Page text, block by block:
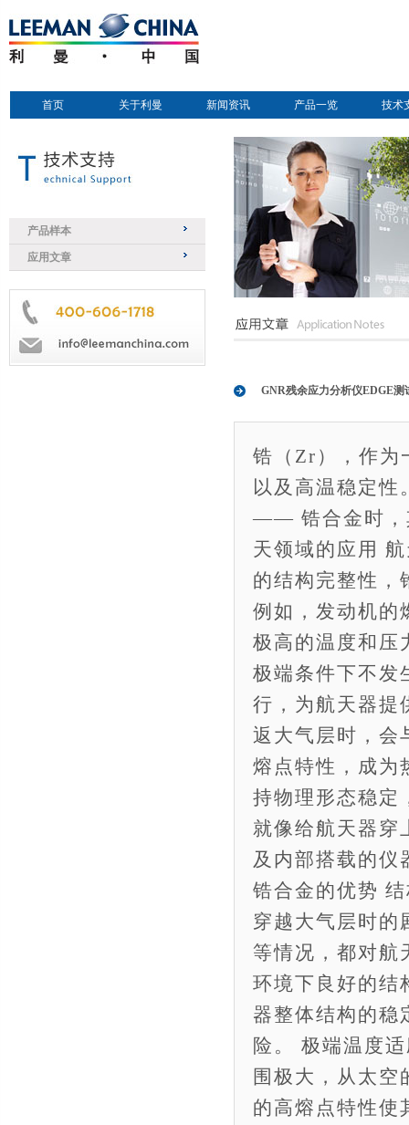
首页 关于利曼 新闻资讯 产品一览 技术
产品样本
应用文章
GNR残余应力分析仪EDGE测
锆（Zr），作为
以及高温稳定
—— 锆合金时，
天领域的应用
的结构完整性，
例如，发动机的
极高的温度和压
极端条件下不发
行，为航天器提
返大气层时，会
熔点特性，成为
持物理形态稳定
就像给航天器穿
及内部搭载的仪
锆合金的优势
穿越大气层时的
等情况，都对航
环境下良好的结
器整体结构的稳
险。 极端温度
围极大，从太
的高熔点特性使